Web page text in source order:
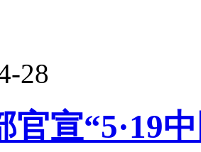
28
官宣“5·19